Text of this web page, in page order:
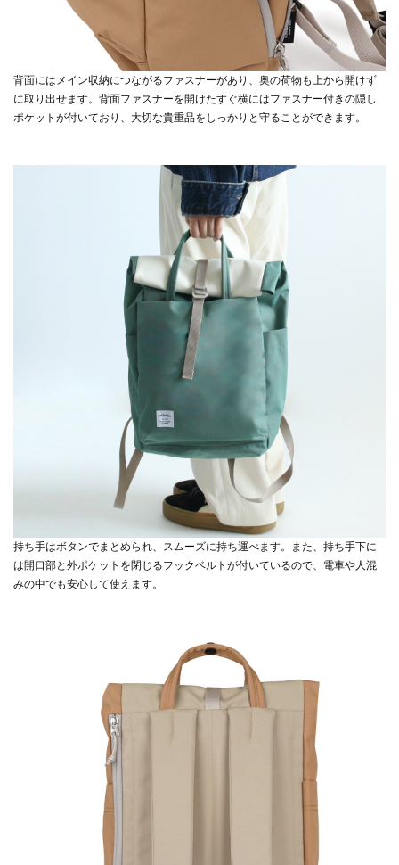
背面にはメイン収納につながるファスナーがあり、奥の荷物も上から開けず
に取り出せます。背面ファスナーを開けたすぐ横にはファスナー付きの隠し
ポケットが付いており、大切な貴重品をしっかりと守ることができます。
持ち手はボタンでまとめられ、スムーズに持ち運べます。また、持ち手下に
は開口部と外ポケットを閉じるフックベルトが付いているので、電車や人混
みの中でも安心して使えます。